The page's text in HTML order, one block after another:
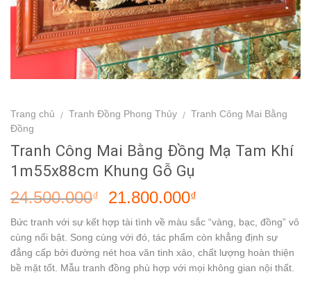
Trang chủ / Tranh Đồng Phong Thủy / Tranh Công Mai Bằng
Đồng
Tranh Công Mai Bằng Đồng Mạ Tam Khí
1m55x88cm Khung Gỗ Gụ
24.500.000₫ 21.800.000₫
Bức tranh với sự kết hợp tài tình về màu sắc “vàng, bạc, đồng” vô
cùng nổi bật. Song cùng với đó, tác phẩm còn khẳng định sự
đẳng cấp bởi đường nét hoa văn tinh xảo, chất lượng hoàn thiện
bề mặt tốt. Mẫu tranh đồng phù hợp với mọi không gian nội thất.